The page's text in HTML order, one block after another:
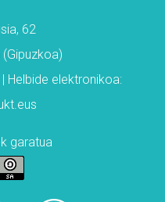
62
Helbide elektronikoa:
garatua